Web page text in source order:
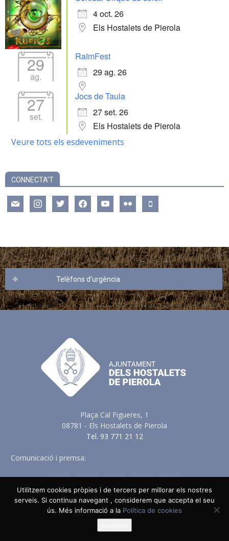
4 oct. 26
Els Hostalets de Pierola
29
ag.
RaïmFest
29 ag. 26
27
set.
Jocs de Taula
27 set. 26
Els Hostalets de Pierola
Veure tots els esdeveniments
CONNECTA’T
mail instagramtwitter facebookyoutube flickr mobile
Telèfons d’urgència
Plaça Cal Figueres, 1
08781 - Els Hostalets de Pierola
Tel. 93 771 21 12
Comunicació i premsa:
Avis Legal Política de Privacitat
Política de Cookies
Política en vers a les Xarxes Socials
Utilitzem cookies pròpies i de tercers per millorar els nostres
serveis. Si continua navegant , considerem que accepta el seu
ús. Més informació a la Política de cookies